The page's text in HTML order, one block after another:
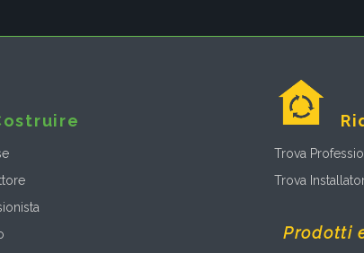
Trova
Trova
Prodotti